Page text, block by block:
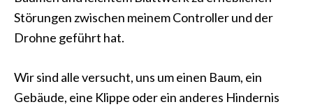
Störungen zwischen meinem Controller und der
Drohne geführt hat.
Wir sind alle versucht, uns um einen Baum, ein
Gebäude, eine Klippe oder ein anderes Hindernis